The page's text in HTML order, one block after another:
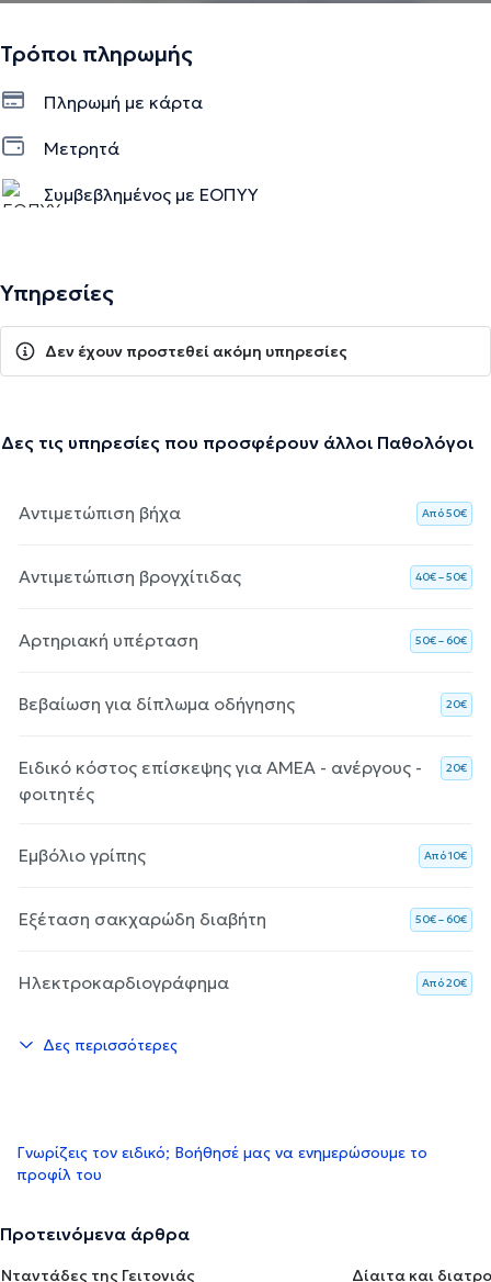
Τρόποι πληρωμής
Πληρωμή με κάρτα
Μετρητά
Συμβεβλημένος με ΕΟΠΥΥ
Υπηρεσίες
Δεν έχουν προστεθεί ακόμη υπηρεσίες
Δες τις υπηρεσίες που προσφέρουν άλλοι Παθολόγοι
Αντιμετώπιση βήχα Aπό 50€
Αντιμετώπιση βρογχίτιδας 40€ – 50€
Αρτηριακή υπέρταση 50€ – 60€
Βεβαίωση για δίπλωμα οδήγησης 20€
Ειδικό κόστος επίσκεψης για ΑΜΕΑ - ανέργους -
φοιτητές
20€
Εμβόλιο γρίπης Aπό 10€
Εξέταση σακχαρώδη διαβήτη 50€ – 60€
Ηλεκτροκαρδιογράφημα Aπό 20€
Δες περισσότερες
Γνωρίζεις τον ειδικό; Βοήθησέ μας να ενημερώσουμε το
προφίλ του
Προτεινόμενα άρθρα
Νταντάδες της Γειτονιάς
Δίαιτα και